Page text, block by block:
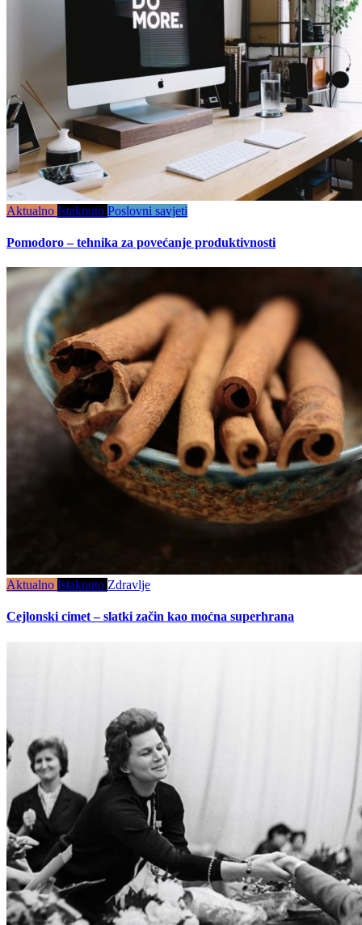
Aktualno Istaknuto Poslovni savjeti
Pomodoro – tehnika za povećanje produktivnosti
Aktualno Istaknuto Zdravlje
Cejlonski cimet – slatki začin kao moćna superhrana